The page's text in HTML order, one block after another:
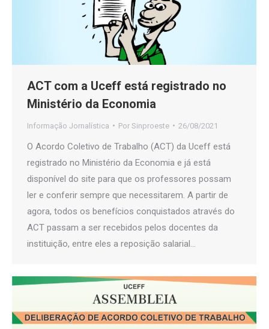
ACT com a Uceff está registrado no
Ministério da Economia
Informação Jornalística Por Sinproeste 26/08/2021
O Acordo Coletivo de Trabalho (ACT) da Uceff está
registrado no Ministério da Economia e já está
disponível do site para que os professores possam
ler e conferir sempre que necessitarem. A partir de
agora, todos os benefícios conquistados através do
ACT passam a ser recebidos pelos docentes da
instituição, entre eles a reposição salarial…